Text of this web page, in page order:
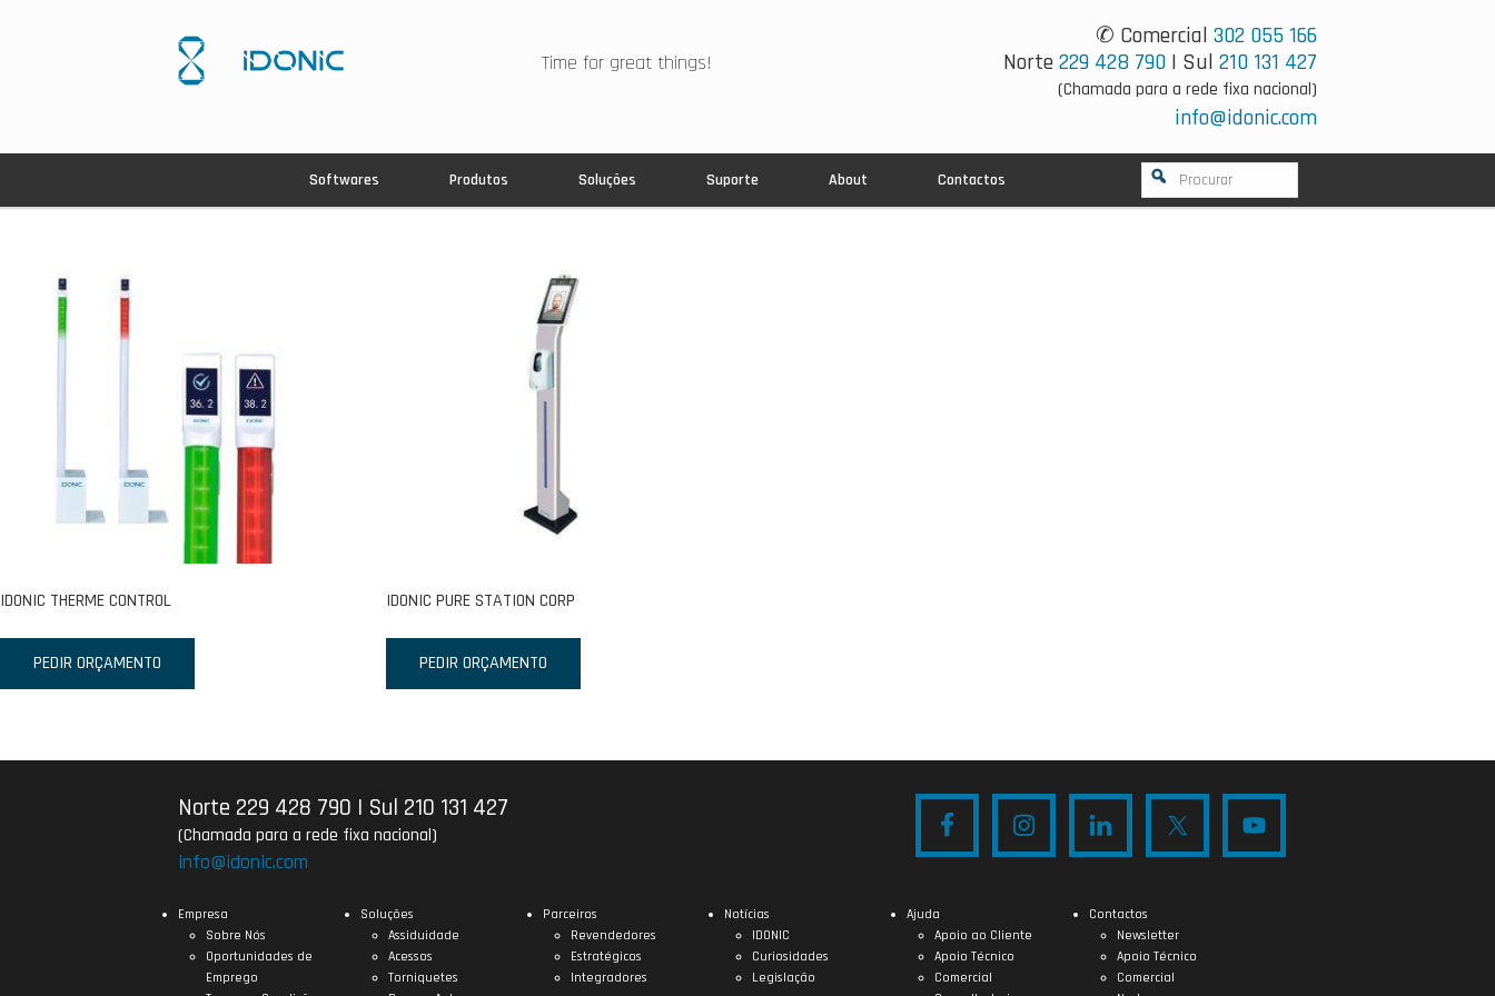
Time for great things!
✆ Comercial 302 055 166
Norte229 428 790 | Sul 210 131 427
(Chamada para a rede fixa nacional)
info@idonic.com
Softwares Produtos Soluções Suporte About Contactos
IDONIC THERME CONTROL
PEDIR ORÇAMENTO
IDONIC PURE STATION CORP
PEDIR ORÇAMENTO
Norte 229 428 790 | Sul 210 131 427
(Chamada para a rede fixa nacional)
info@idonic.com
Empresa
Sobre Nós
Oportunidades de
Emprego
Soluções
Assiduidade
Acessos
Torniquetes
Parceiros
Revendedores
Estratégicos
Integradores
Notícias
IDONIC
Curiosidades
Legislação
Ajuda
Apoio ao Cliente
Apoio Técnico
Comercial
Contactos
Newsletter
Apoio Técnico
Comercial